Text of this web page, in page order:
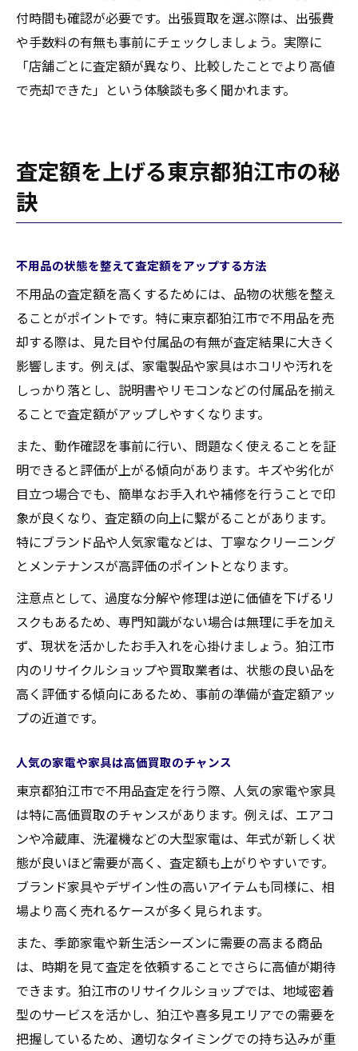
付時間も確認が必要です。出張買取を選ぶ際は、出張費
や手数料の有無も事前にチェックしましょう。実際に
「店舗ごとに査定額が異なり、比較したことでより高値
で売却できた」という体験談も多く聞かれます。
査定額を上げる東京都狛江市の秘
訣
不用品の状態を整えて査定額をアップする方法
不用品の査定額を高くするためには、品物の状態を整え
ることがポイントです。特に東京都狛江市で不用品を売
却する際は、見た目や付属品の有無が査定結果に大きく
影響します。例えば、家電製品や家具はホコリや汚れを
しっかり落とし、説明書やリモコンなどの付属品を揃え
ることで査定額がアップしやすくなります。
また、動作確認を事前に行い、問題なく使えることを証
明できると評価が上がる傾向があります。キズや劣化が
目立つ場合でも、簡単なお手入れや補修を行うことで印
象が良くなり、査定額の向上に繋がることがあります。
特にブランド品や人気家電などは、丁寧なクリーニング
とメンテナンスが高評価のポイントとなります。
注意点として、過度な分解や修理は逆に価値を下げるリ
スクもあるため、専門知識がない場合は無理に手を加え
ず、現状を活かしたお手入れを心掛けましょう。狛江市
内のリサイクルショップや買取業者は、状態の良い品を
高く評価する傾向にあるため、事前の準備が査定額アッ
プの近道です。
人気の家電や家具は高価買取のチャンス
東京都狛江市で不用品査定を行う際、人気の家電や家具
は特に高価買取のチャンスがあります。例えば、エアコ
ンや冷蔵庫、洗濯機などの大型家電は、年式が新しく状
態が良いほど需要が高く、査定額も上がりやすいです。
ブランド家具やデザイン性の高いアイテムも同様に、相
場より高く売れるケースが多く見られます。
また、季節家電や新生活シーズンに需要の高まる商品
は、時期を見て査定を依頼することでさらに高値が期待
できます。狛江市のリサイクルショップでは、地域密着
型のサービスを活かし、狛江や喜多見エリアでの需要を
把握しているため、適切なタイミングでの持ち込みが重